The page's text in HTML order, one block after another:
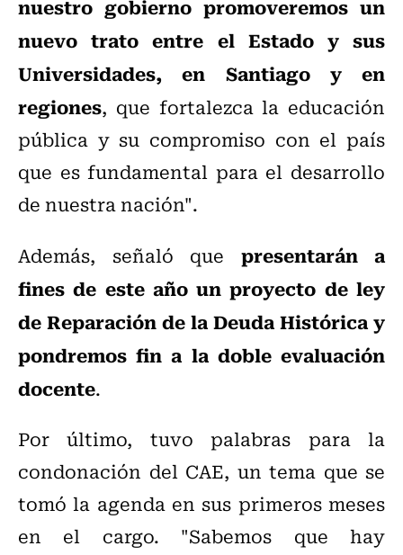
nuestro gobierno promoveremos un
nuevo trato entre el Estado y sus
Universidades, en Santiago y en
regiones, que fortalezca la educación
pública y su compromiso con el país
que es fundamental para el desarrollo
de nuestra nación".
Además, señaló que presentarán a
fines de este año un proyecto de ley
de Reparación de la Deuda Histórica y
pondremos fin a la doble evaluación
docente.
Por último, tuvo palabras para la
condonación del CAE, un tema que se
tomó la agenda en sus primeros meses
en el cargo. "Sabemos que hay